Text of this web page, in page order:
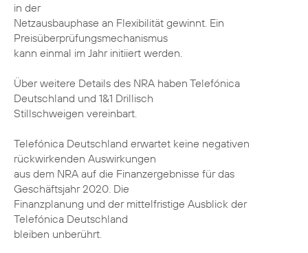
in der
Netzausbauphase an Flexibilität gewinnt. Ein
Preisüberprüfungsmechanismus
kann einmal im Jahr initiiert werden.
Über weitere Details des NRA haben Telefónica
Deutschland und 1&1 Drillisch
Stillschweigen vereinbart.
Telefónica Deutschland erwartet keine negativen
rückwirkenden Auswirkungen
aus dem NRA auf die Finanzergebnisse für das
Geschäftsjahr 2020. Die
Finanzplanung und der mittelfristige Ausblick der
Telefónica Deutschland
bleiben unberührt.